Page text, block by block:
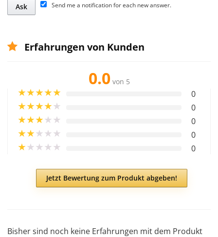
Send me a notification for each new answer.
Erfahrungen von Kunden
0.0 von 5
★★★★★ 0
★★★★★ 0
★★★★★ 0
★★★★★ 0
★★★★★ 0
Jetzt Bewertung zum Produkt abgeben!
Bisher sind noch keine Erfahrungen mit dem Produkt